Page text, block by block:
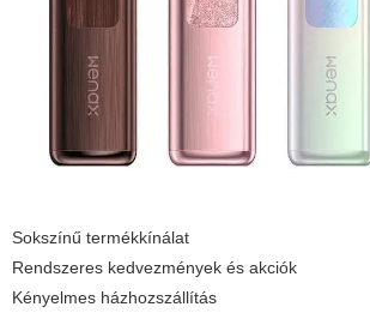
Sokszínű termékkínálat
Rendszeres kedvezmények és akciók
Kényelmes házhozszállítás